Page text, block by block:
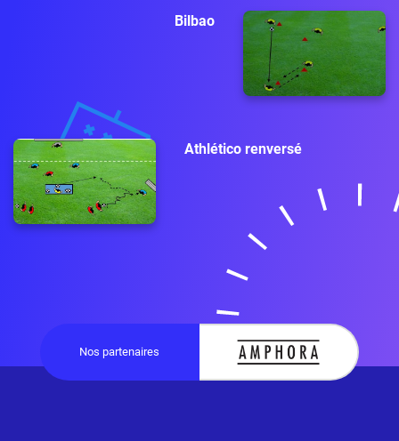
Bilbao
Athlético renversé
Nos partenaires